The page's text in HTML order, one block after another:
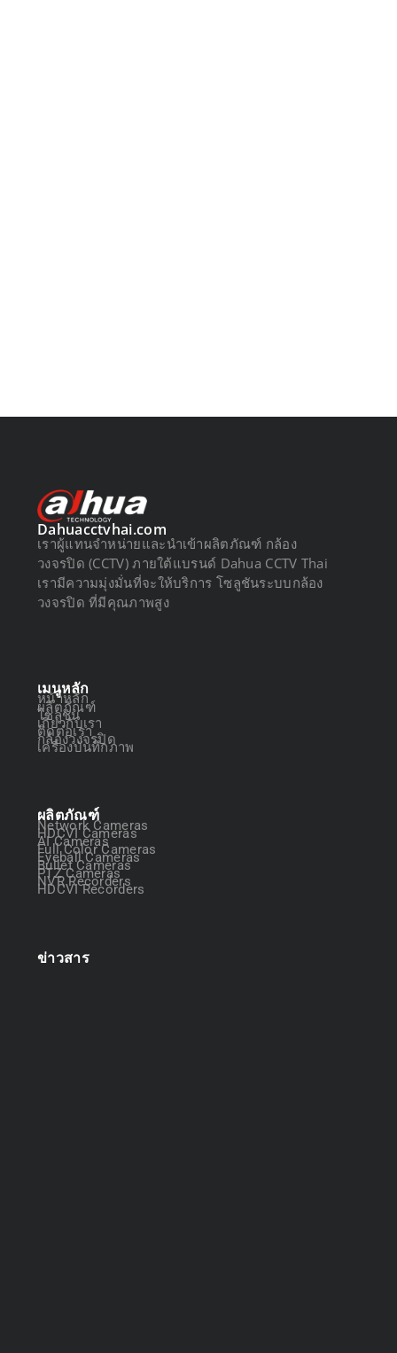
Dahuacctvhai.com
เราผู้แทนจำหน่ายและนำเข้าผลิตภัณฑ์ กล้อง
วงจรปิด (CCTV) ภายใต้แบรนด์ Dahua CCTV Thai
เรามีความมุ่งมั่นที่จะให้บริการ โซลูชันระบบกล้อง
วงจรปิด ที่มีคุณภาพสูง
เมนูหลัก
หน้าหลัก
ผลิตภัณฑ์
โซลูชัน
เกี่ยวกับเรา
ติดต่อเรา
กล้องวงจรปิด
เครื่องบันทึกภาพ
ผลิตภัณฑ์
Network Cameras
HDCVI Cameras
AI Cameras
Full Color Cameras
Eyeball Cameras
Bullet Cameras
PTZ Cameras
NVR Recorders
HDCVI Recorders
ข่าวสาร